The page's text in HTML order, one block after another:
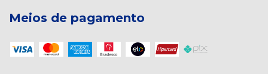
Meios de pagamento